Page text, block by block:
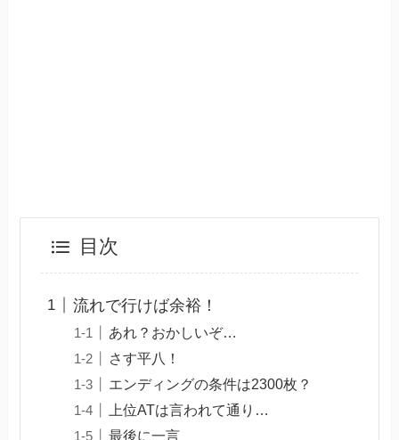
目次
流れで行けば余裕！
あれ？おかしいぞ…
さす平八！
エンディングの条件は2300枚？
上位ATは言われて通り…
最後に一言